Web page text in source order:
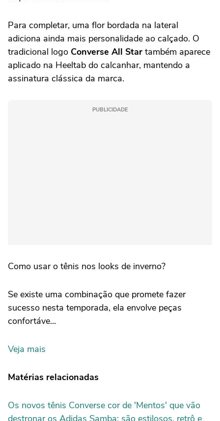
Para completar, uma flor bordada na lateral
adiciona ainda mais personalidade ao calçado. O
tradicional logo Converse All Star também aparece
aplicado na Heeltab do calcanhar, mantendo a
assinatura clássica da marca.
PUBLICIDADE
Como usar o tênis nos looks de inverno?
Se existe uma combinação que promete fazer
sucesso nesta temporada, ela envolve peças
confortáve...
Veja mais
Matérias relacionadas
Os novos tênis Converse cor de 'Mentos' que vão
destronar os Adidas Samba: são estilosos, retrô e